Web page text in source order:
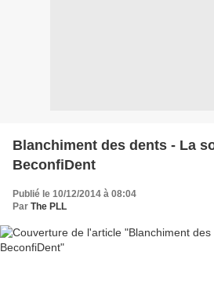
Blanchiment des dents - La
BeconfiDent
Publié le 10/12/2014 à 08:04
Par The PLL